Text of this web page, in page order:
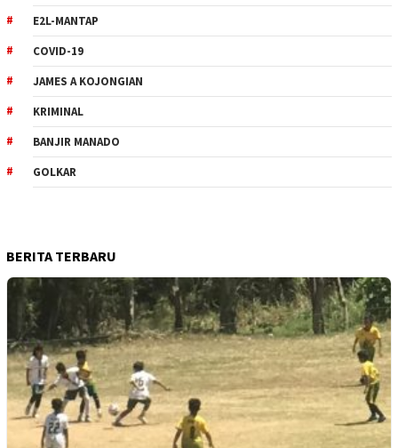
E2L-MANTAP
COVID-19
JAMES A KOJONGIAN
KRIMINAL
BANJIR MANADO
GOLKAR
BERITA TERBARU